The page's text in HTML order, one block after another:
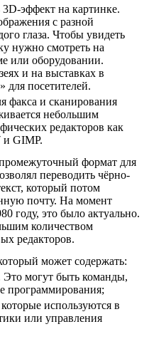
эффект на картинке.
с разной
глаза. Чтобы увидеть
нужно смотреть на
или оборудовании.
и на выставках в
для посетителей.
факса и сканирования
небольшим
редакторов как
GIMP.
формат для
переводить чёрно-
который потом
почту. На момент
году, это было актуально.
количеством
редакторов.
может содержать:
могут быть команды,
программирования;
используются в
или управления